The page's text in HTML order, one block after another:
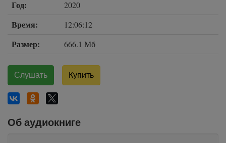
Год: 2020
Время: 12:06:12
Размер: 666.1 Мб
Слушать Купить
Об аудиокниге